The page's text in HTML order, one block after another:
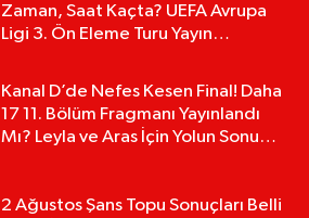
Zaman, Saat Kaçta? UEFA Avrupa
Ligi 3. Ön Eleme Turu Yayın
Kanal D’de Nefes Kesen Final! Daha
17 11. Bölüm Fragmanı Yayınlandı
Mı? Leyla ve Aras İçin Yolun Sonu
2 Ağustos Şans Topu Sonuçları Belli